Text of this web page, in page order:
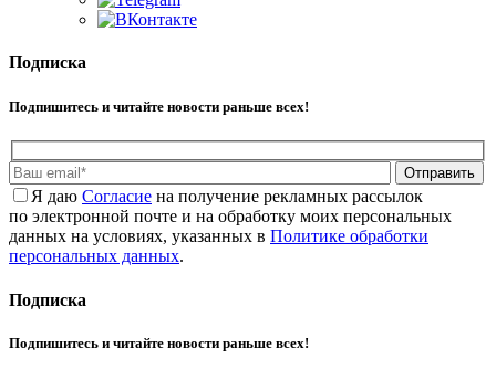
Подписка
Подпишитесь и читайте новости раньше всех!
Отправить
Я даю Cогласие на получение рекламных рассылок
по электронной почте и на обработку моих персональных
данных на условиях, указанных в Политике обработки
персональных данных.
Подписка
Подпишитесь и читайте новости раньше всех!